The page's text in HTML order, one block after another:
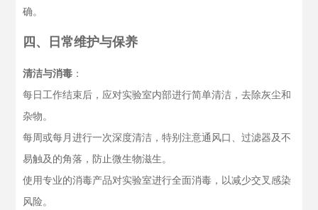
确。
四、日常维护与保养
清洁与消毒 ：
每日工作结束后，应对实验室内部进行简单清洁，去除灰尘和
杂物。
每周或每月进行一次深度清洁，特别注意通风口、过滤器及不
易触及的角落，防止微生物滋生。
使用专业的消毒产品对实验室进行全面消毒，以减少交叉感染
风险。